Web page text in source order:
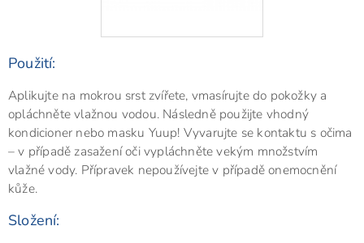
Použití:
Aplikujte na mokrou srst zvířete, vmasírujte do pokožky a
opláchněte vlažnou vodou. Následně použijte vhodný
kondicioner nebo masku Yuup! Vyvarujte se kontaktu s očima
– v případě zasažení oči vypláchněte vekým množstvím
vlažné vody. Přípravek nepoužívejte v případě onemocnění
kůže.
Složení: